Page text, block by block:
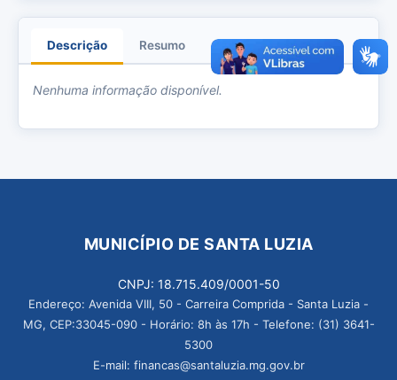
Descrição Resumo Anexos
Nenhuma informação disponível.
MUNICÍPIO DE SANTA LUZIA
CNPJ: 18.715.409/0001-50
Endereço: Avenida VIII, 50 - Carreira Comprida - Santa Luzia -
MG, CEP:33045-090 - Horário: 8h às 17h - Telefone: (31) 3641-
5300
E-mail: financas@santaluzia.mg.gov.br